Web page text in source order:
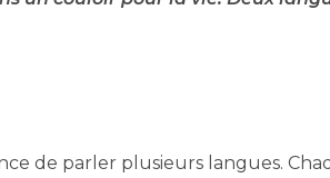
de parler plusieurs langues.